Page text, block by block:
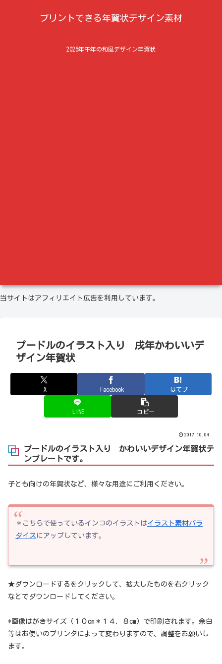
プリントできる年賀状デザイン素材
2026年午年の和風デザイン年賀状
当サイトはアフィリエイト広告を利用しています。
プードルのイラスト入り 戌年かわいいデ
ザイン年賀状
X Facebook はてブ
LINE コピー
2017.10.04
プードルのイラスト入り かわいいデザイン年賀状テ
ンプレートです。
子ども向けの年賀状など、様々な用途にご利用ください。
＊こちらで使っているインコのイラストはイラスト素材パラ
ダイス にアップしています。
★ダウンロードするをクリックして、拡大したものを右クリック
などでダウンロードしてください。
*画像はがきサイズ（１０cm＊１４．８cm）で印刷されます。余白
等はお使いのプリンタによって変わりますので、調整をお願いし
ます。